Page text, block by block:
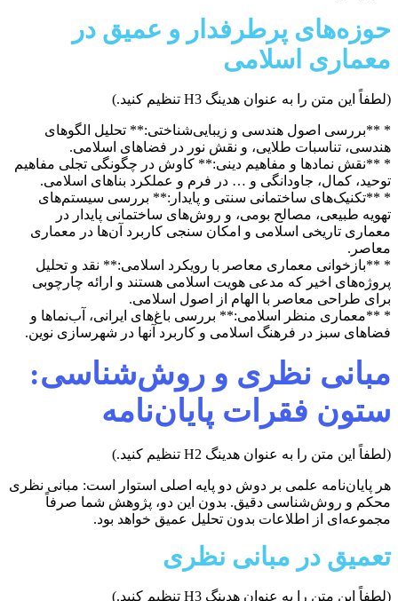
حوزه‌های پرطرفدار و عمیق در
معماری اسلامی
(لطفاً این متن را به عنوان هدینگ H3 تنظیم کنید.)
* **بررسی اصول هندسی و زیبایی‌شناختی:** تحلیل الگوهای
هندسی، تناسبات طلایی، و نقش نور در فضاهای اسلامی.
* **نقش نمادها و مفاهیم دینی:** کاوش در چگونگی تجلی مفاهیم
توحید، کمال، جاودانگی و … در فرم و عملکرد بناهای اسلامی.
* **تکنیک‌های ساختمانی سنتی و پایدار:** بررسی سیستم‌های
تهویه طبیعی، مصالح بومی، و روش‌های ساختمانی پایدار در
معماری تاریخی اسلامی و امکان سنجی کاربرد آن‌ها در معماری
معاصر.
* **بازخوانی معماری معاصر با رویکرد اسلامی:** نقد و تحلیل
پروژه‌های اخیر که مدعی هویت اسلامی هستند و ارائه چارچوبی
برای طراحی معاصر با الهام از اصول اسلامی.
* **معماری منظر اسلامی:** بررسی باغ‌های ایرانی، آب‌نماها و
فضاهای سبز در فرهنگ اسلامی و کاربرد آنها در شهرسازی نوین.
مبانی نظری و روش‌شناسی:
ستون فقرات پایان‌نامه
(لطفاً این متن را به عنوان هدینگ H2 تنظیم کنید.)
هر پایان‌نامه علمی بر دوش دو پایه اصلی استوار است: مبانی نظری
محکم و روش‌شناسی دقیق. بدون این دو، پژوهش شما صرفاً
مجموعه‌ای از اطلاعات بدون تحلیل عمیق خواهد بود.
تعمیق در مبانی نظری
(لطفاً این متن را به عنوان هدینگ H3 تنظیم کنید.)